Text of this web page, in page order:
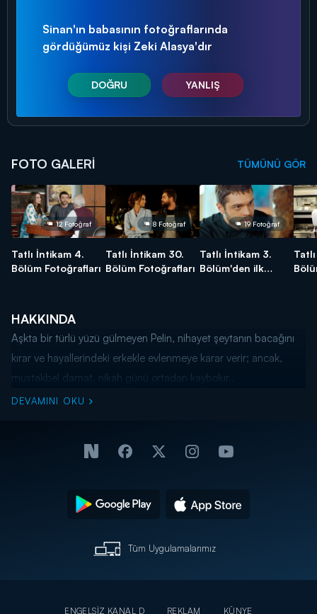
Sinan'ın babasının fotoğraflarında
gördüğümüz kişi Zeki Alasya'dır
DOĞRU YANLIŞ
FOTO GALERİ TÜMÜNÜ GÖR
12 Fotoğraf
Tatlı İntikam 4.
Bölüm Fotoğrafları
8 Fotoğraf
Tatlı İntikam 30.
Bölüm Fotoğrafları
19 Fotoğraf
Tatlı İntikam 3.
Bölüm'den ilk
HAKKINDA
Aşkta bir türlü yüzü gülmeyen Pelin, nihayet şeytanın bacağını
kırar ve hayallerindeki erkekle evlenmeye karar verir; ancak,
müstakbel damat, nikah günü ortadan kaybolur..
DEVAMINI OKU
Tüm Uygulamalarımız
ENGELSİZ KANAL D REKLAM KÜNYE